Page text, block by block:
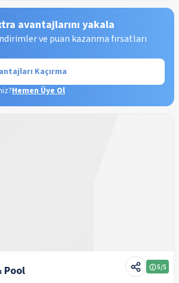
avantajlarını yakala
ve puan kazanma fırsatları
Kaçırma
Hemen Üye Ol
Pool 5/5